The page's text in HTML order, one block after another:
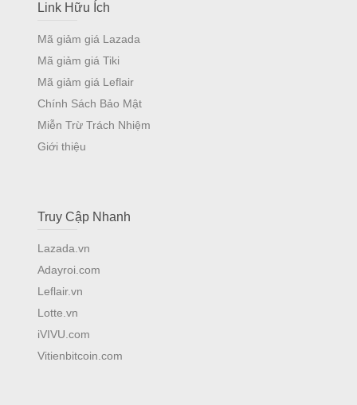
Link Hữu Ích
Mã giảm giá Lazada
Mã giảm giá Tiki
Mã giảm giá Leflair
Chính Sách Bảo Mật
Miễn Trừ Trách Nhiệm
Giới thiệu
Truy Cập Nhanh
Lazada.vn
Adayroi.com
Leflair.vn
Lotte.vn
iVIVU.com
Vitienbitcoin.com